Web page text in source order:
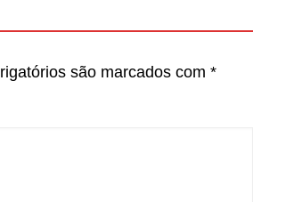
são marcados com *